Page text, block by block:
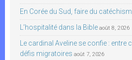
En Corée du Sud, faire du
L’hospitalité dans la Bible août 8, 2026
Le cardinal Aveline se confie : entre
défis migratoires août 7, 2026